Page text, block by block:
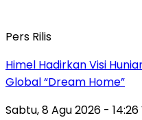
Pers Rilis
Himel Hadirkan Visi
Global “Dream Home”
Sabtu, 8 Agu 2026 - 14:26